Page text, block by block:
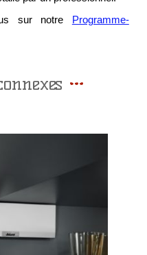
sur notre
Programme-